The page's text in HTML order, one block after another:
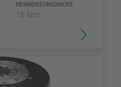
NENNDREHMOMENT
16 Nm